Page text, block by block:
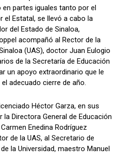
ail m
p
ar
tir
partes iguales tanto por el
el Estatal, se llevó a cabo la
del Estado de Sinaloa,
acompañó al Rector de la
(UAS), doctor Juan Eulogio
de la Secretaría de Educación
un apoyo extraordinario que le
adecuado cierre de año.
Héctor Garza, en sus
Directora General de Educación
Enedina Rodríguez
de la UAS, al Secretario de
la Universidad, maestro Manuel